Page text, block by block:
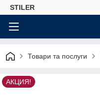
STILER
Товари та послуги
АКЦИЯ!